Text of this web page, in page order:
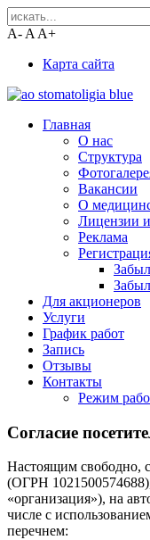
A- A A+
Карта сайта
Главная
О нас
Структура
Вакансии
О
Лицензии
Реклама
Для акционеров
Услуги
График работ
Запись
Отзывы
Контакты
Режим
Согласие
Настоящим свободно,
(ОГРН 1021500574688),
«организация»), на
числе с
перечнем: